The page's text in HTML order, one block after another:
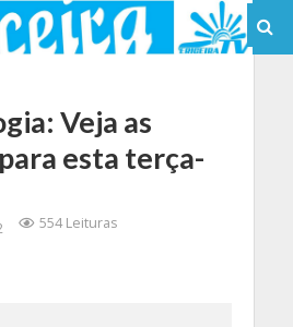
Veja as
esta terça-
554 Leituras